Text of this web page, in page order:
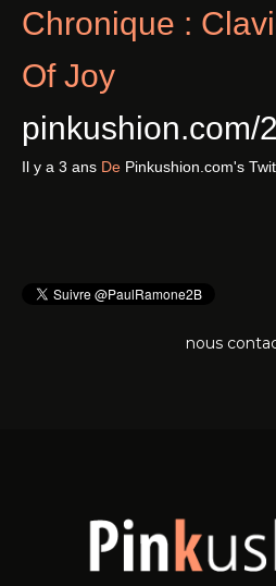
Chronique :
Of Joy
Il y a 3 ans De Pinkushion.com's
nous